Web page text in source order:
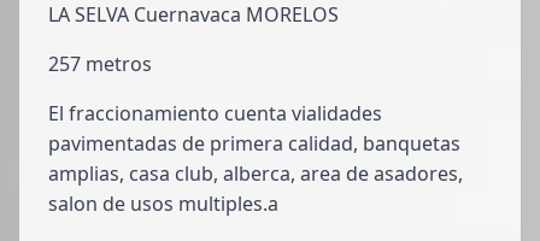
LA SELVA Cuernavaca MORELOS
257 metros
El fraccionamiento cuenta vialidades
pavimentadas de primera calidad, banquetas
amplias, casa club, alberca, area de asadores,
salon de usos multiples.a